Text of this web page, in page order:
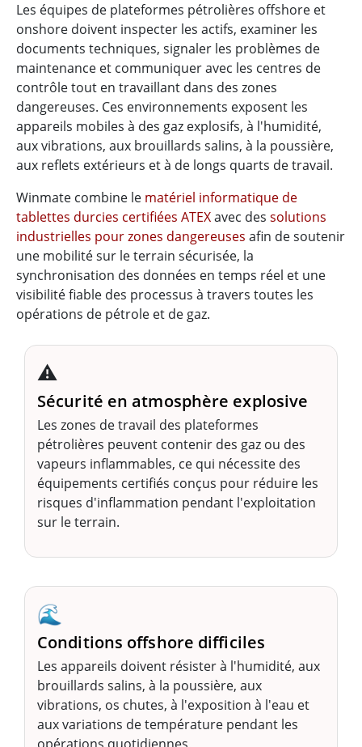
Les équipes de plateformes pétrolières offshore et
onshore doivent inspecter les actifs, examiner les
documents techniques, signaler les problèmes de
maintenance et communiquer avec les centres de
contrôle tout en travaillant dans des zones
dangereuses. Ces environnements exposent les
appareils mobiles à des gaz explosifs, à l'humidité,
aux vibrations, aux brouillards salins, à la poussière,
aux reflets extérieurs et à de longs quarts de travail.
Winmate combine le matériel informatique de
tablettes durcies certifiées ATEXavec des solutions
industrielles pour zones dangereuses afin de soutenir
une mobilité sur le terrain sécurisée, la
synchronisation des données en temps réel et une
visibilité fiable des processus à travers toutes les
opérations de pétrole et de gaz.
⚠️
Sécurité en atmosphère explosive
Les zones de travail des plateformes
pétrolières peuvent contenir des gaz ou des
vapeurs inflammables, ce qui nécessite des
équipements certifiés conçus pour réduire les
risques d'inflammation pendant l'exploitation
sur le terrain.
🌊
Conditions offshore difficiles
Les appareils doivent résister à l'humidité, aux
brouillards salins, à la poussière, aux
vibrations, os chutes, à l'exposition à l'eau et
aux variations de température pendant les